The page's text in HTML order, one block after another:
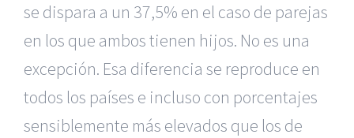
se dispara a un 37,5% en el caso de parejas
en los que ambos tienen hijos. No es una
excepción. Esa diferencia se reproduce en
todos los países e incluso con porcentajes
sensiblemente más elevados que los de